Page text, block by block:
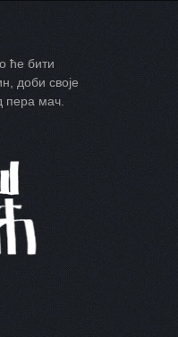
ће бити
доби своје
пера мач.